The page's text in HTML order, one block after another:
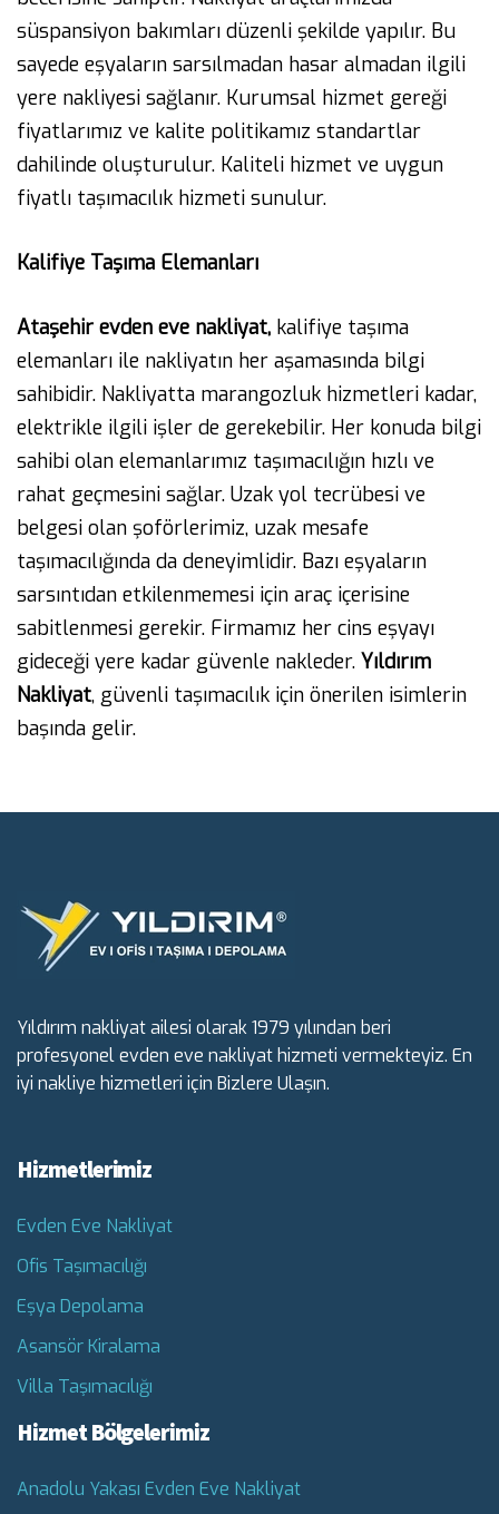
süspansiyon bakımları düzenli şekilde yapılır. Bu
sayede eşyaların sarsılmadan hasar almadan ilgili
yere nakliyesi sağlanır. Kurumsal hizmet gereği
fiyatlarımız ve kalite politikamız standartlar
dahilinde oluşturulur. Kaliteli hizmet ve uygun
fiyatlı taşımacılık hizmeti sunulur.
Kalifiye Taşıma Elemanları
Ataşehir evden eve nakliyat, kalifiye taşıma
elemanları ile nakliyatın her aşamasında bilgi
sahibidir. Nakliyatta marangozluk hizmetleri kadar,
elektrikle ilgili işler de gerekebilir. Her konuda bilgi
sahibi olan elemanlarımız taşımacılığın hızlı ve
rahat geçmesini sağlar. Uzak yol tecrübesi ve
belgesi olan şoförlerimiz, uzak mesafe
taşımacılığında da deneyimlidir. Bazı eşyaların
sarsıntıdan etkilenmemesi için araç içerisine
sabitlenmesi gerekir. Firmamız her cins eşyayı
gideceği yere kadar güvenle nakleder. Yıldırım
Nakliyat, güvenli taşımacılık için önerilen isimlerin
başında gelir.
Yıldırım nakliyat ailesi olarak 1979 yılından beri
profesyonel evden eve nakliyat hizmeti vermekteyiz. En
iyi nakliye hizmetleri için Bizlere Ulaşın.
Hizmetlerimiz
Evden Eve Nakliyat
Ofis Taşımacılığı
Eşya Depolama
Asansör Kiralama
Villa Taşımacılığı
Hizmet Bölgelerimiz
Anadolu Yakası Evden Eve Nakliyat